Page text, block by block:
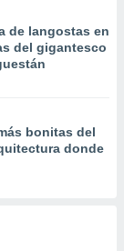
de langostas en
del gigantesco
bonitas del
donde